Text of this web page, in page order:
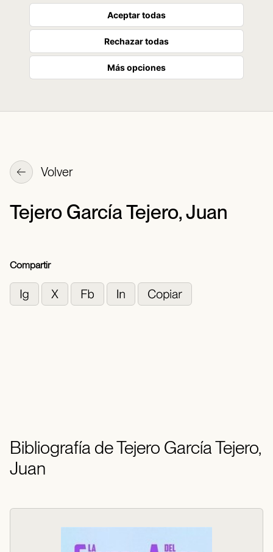
Aceptar todas
Rechazar todas
Más opciones
Volver
Tejero García Tejero, Juan
Compartir
Bibliografía de Tejero García Tejero,
Juan